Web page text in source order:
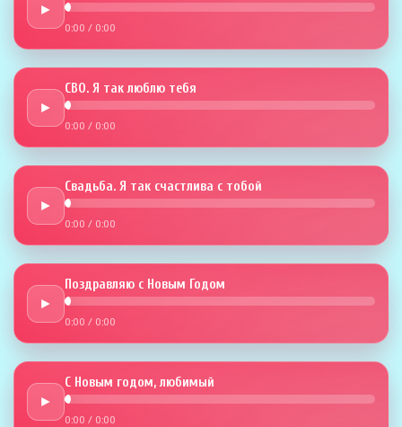
►
0:00 / 0:00
►
СВО. Я так люблю тебя
0:00 / 0:00
►
Свадьба. Я так счастлива с тобой
0:00 / 0:00
►
Поздравляю с Новым Годом
0:00 / 0:00
►
С Новым годом, любимый
0:00 / 0:00